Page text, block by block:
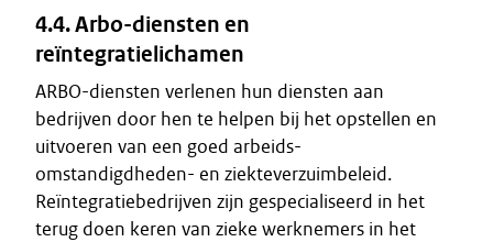
4.4. Arbo-diensten en
reïntegratielichamen
ARBO-diensten verlenen hun diensten aan
bedrijven door hen te helpen bij het opstellen en
uitvoeren van een goed arbeids-
omstandigdheden- en ziekteverzuimbeleid.
Reïntegratiebedrijven zijn gespecialiseerd in het
terug doen keren van zieke werknemers in het